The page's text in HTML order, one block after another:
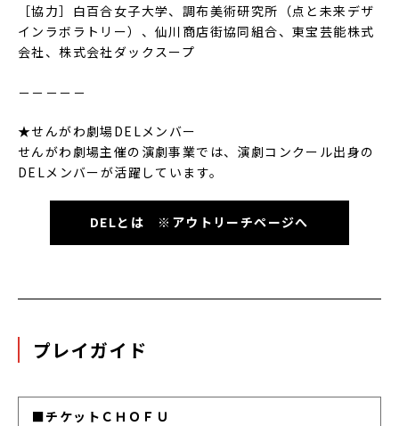
［協力］白百合女子大学、調布美術研究所（点と未来デザ
インラボラトリー）、仙川商店街協同組合、東宝芸能株式
会社、株式会社ダックスープ
－－－－－
★せんがわ劇場DELメンバー
せんがわ劇場主催の演劇事業では、演劇コンクール出身の
DELメンバーが活躍しています。
DELとは ※アウトリーチページへ
プレイガイド
■チケットＣＨＯＦＵ